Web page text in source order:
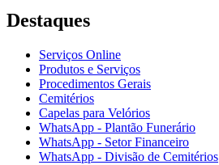
Destaques
Serviços Online
Produtos e Serviços
Procedimentos Gerais
Cemitérios
Capelas para Velórios
WhatsApp - Plantão Funerário
WhatsApp - Setor Financeiro
WhatsApp - Divisão de Cemitérios